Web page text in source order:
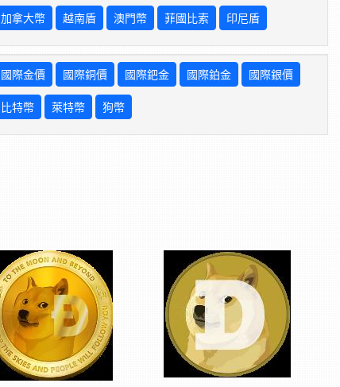
加拿大幣 越南盾 澳門幣 菲國比索 印尼盾
國際金價 國際銅價 國際鈀金 國際鉑金 國際銀價
比特幣 萊特幣 狗幣